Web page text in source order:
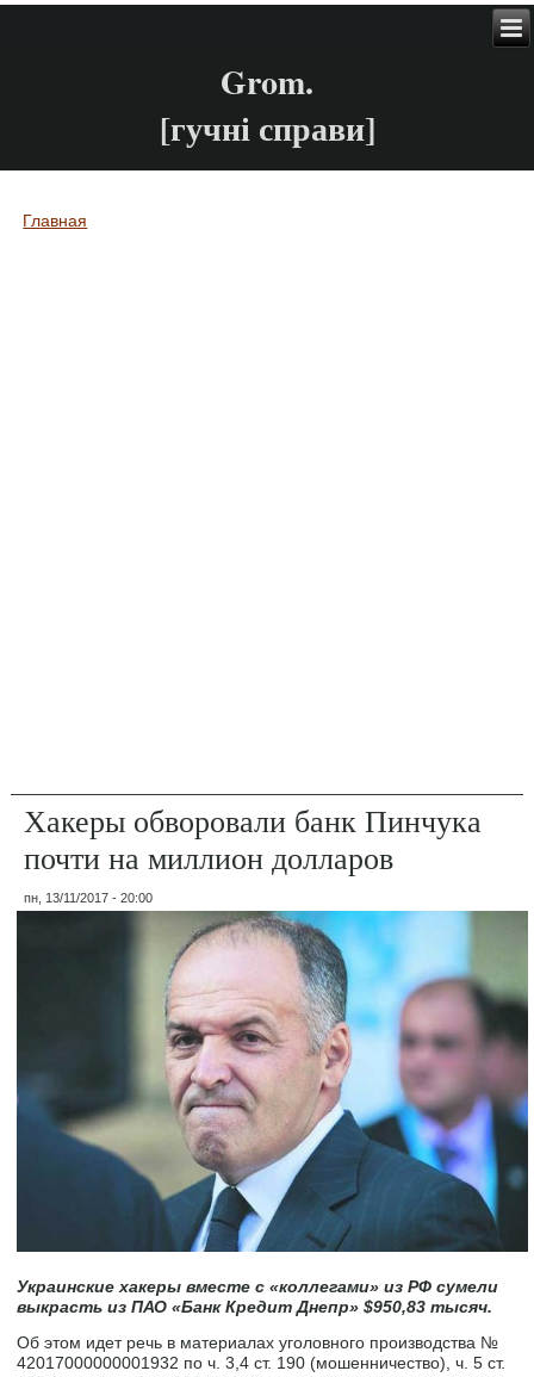
Grom.
[гучні справи]
Вы здесь
Главная
Хакеры обворовали банк Пинчука
почти на миллион долларов
пн, 13/11/2017 - 20:00
Украинские хакеры вместе с «коллегами» из РФ сумели
выкрасть из ПАО «Банк Кредит Днепр» $950,83 тысяч.
Об этом идет речь в материалах уголовного производства №
42017000000001932 по ч. 3,4 ст. 190 (мошенничество), ч. 5 ст.